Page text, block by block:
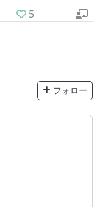
5
フォロー